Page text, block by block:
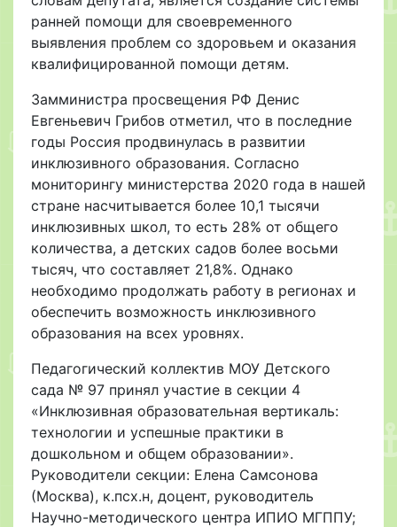
ранней помощи для своевременного
выявления проблем со здоровьем и оказания
квалифицированной помощи детям.
Замминистра просвещения РФ Денис
Евгеньевич Грибов отметил, что в последние
годы Россия продвинулась в развитии
инклюзивного образования. Согласно
мониторингу министерства 2020 года в нашей
стране насчитывается более 10,1 тысячи
инклюзивных школ, то есть 28% от общего
количества, а детских садов более восьми
тысяч, что составляет 21,8%. Однако
необходимо продолжать работу в регионах и
обеспечить возможность инклюзивного
образования на всех уровнях.
Педагогический коллектив МОУ Детского
сада № 97 принял участие в секции 4
«Инклюзивная образовательная вертикаль:
технологии и успешные практики в
дошкольном и общем образовании».
Руководители секции: Елена Самсонова
(Москва), к.псх.н, доцент, руководитель
Научно-методического центра ИПИО МГППУ;